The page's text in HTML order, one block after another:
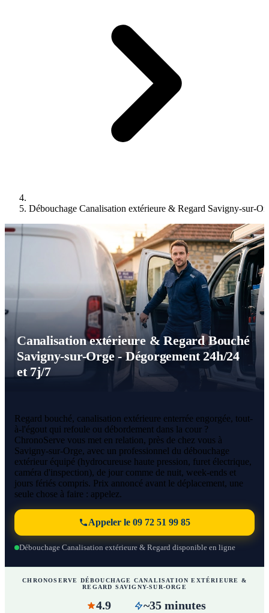
Débouchage Canalisation extérieure & Regard Savigny-sur-
Canalisation extérieure & Regard Bouché
Savigny-sur-Orge - Dégorgement 24h/24
et 7j/7
Regard bouché, canalisation extérieure enterrée engorgée, tout-
à-l'égout qui refoule ou débordement dans la cour ?
ChronoServe vous met en relation, près de chez vous à
Savigny-sur-Orge, avec un professionnel du débouchage
extérieur équipé (hydrocureuse haute pression, furet électrique,
caméra d'inspection), de jour comme de nuit, week-ends et
jours fériés compris. Prix annoncé avant le déplacement, une
seule chose à faire : appelez.
Appeler le 09 72 51 99 85
Débouchage Canalisation extérieure & Regard disponible en ligne
CHRONOSERVE DÉBOUCHAGE CANALISATION EXTÉRIEURE &
REGARD SAVIGNY-SUR-ORGE
4.9 ~35 minutes